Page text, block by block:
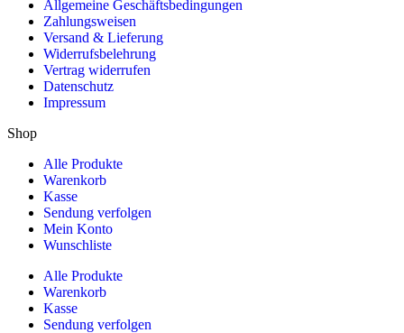
Allgemeine Geschäftsbedingungen
Zahlungsweisen
Versand & Lieferung
Widerrufsbelehrung
Vertrag widerrufen
Datenschutz
Impressum
Shop
Alle Produkte
Warenkorb
Kasse
Sendung verfolgen
Mein Konto
Wunschliste
Alle Produkte
Warenkorb
Kasse
Sendung verfolgen